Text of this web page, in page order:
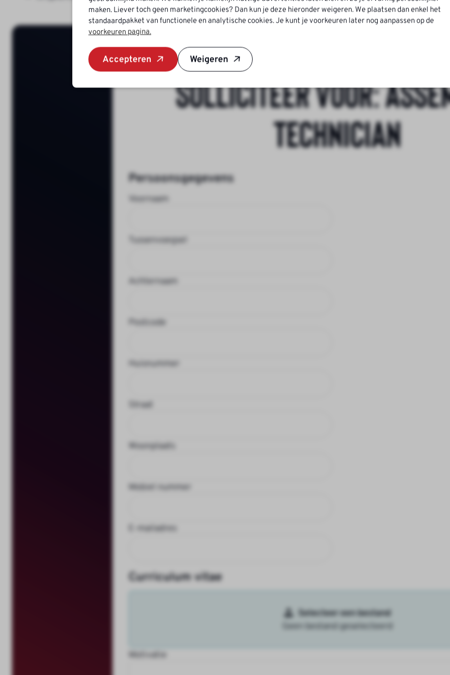
Solliciteer voor:
Technician
Persoonsgegevens
Voornaam
Tussenvoegsel
Achternaam
Postcode
Huisnummer
Straat
Woonplaats
Mobiel nummer
E-mailadres
Curriculum vitae
Geen bestand geselecteerd
Selecteer een bestand
Motivatie
maken. Liever toch geen marketingcookies? Dan kun je deze hieronder weigeren. We plaatsen dan enkel het
standaardpakket van functionele en analytische cookies. Je kunt je voorkeuren later nog aanpassen op de
voorkeuren pagina.
Accepteren Weigeren